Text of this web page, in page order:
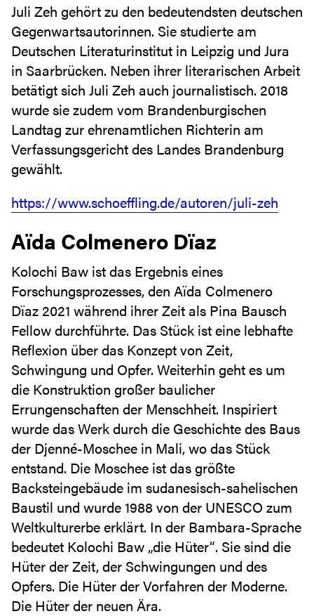
Juli Zeh gehört zu den bedeutendsten deutschen
Gegenwartsautorinnen. Sie studierte am
Deutschen Literaturinstitut in Leipzig und Jura
in Saarbrücken. Neben ihrer literarischen Arbeit
betätigt sich Juli Zeh auch journalistisch. 2018
wurde sie zudem vom Brandenburgischen
Landtag zur ehrenamtlichen Richterin am
Verfassungsgericht des Landes Brandenburg
gewählt.
https://www.schoeffling.de/autoren/juli-zeh
Aïda Colmenero Dïaz
Kolochi Baw ist das Ergebnis eines
Forschungsprozesses, den Aïda Colmenero
Dïaz 2021 während ihrer Zeit als Pina Bausch
Fellow durchführte. Das Stück ist eine lebhafte
Reflexion über das Konzept von Zeit,
Schwingung und Opfer. Weiterhin geht es um
die Konstruktion großer baulicher
Errungenschaften der Menschheit. Inspiriert
wurde das Werk durch die Geschichte des Baus
der Djenné-Moschee in Mali, wo das Stück
entstand. Die Moschee ist das größte
Backsteingebäude im sudanesisch-sahelischen
Baustil und wurde 1988 von der UNESCO zum
Weltkulturerbe erklärt. In der Bambara-Sprache
bedeutet Kolochi Baw „die Hüter“. Sie sind die
Hüter der Zeit, der Schwingungen und des
Opfers. Die Hüter der Vorfahren der Moderne.
Die Hüter der neuen Ära.